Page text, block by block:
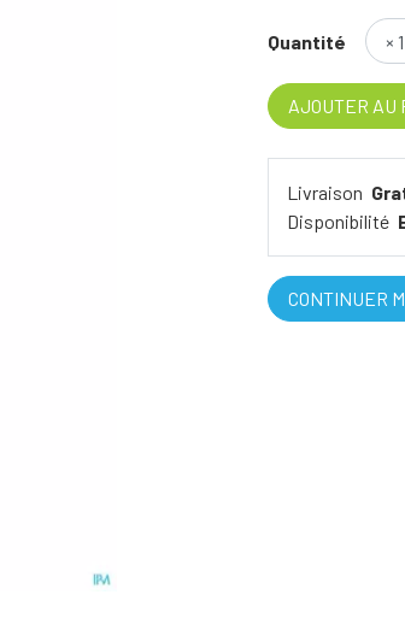
Quantité
AJOUTER AU
Livraison
Disponibilité
CONTINUER